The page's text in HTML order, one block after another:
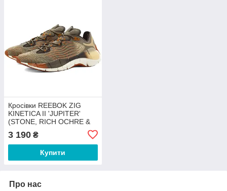
Кросівки REEBOK ZIG
KINETICA II 'JUPITER'
(STONE, RICH OCHRE &
CHALK) (GY5282) розмір
40.5 Unisex (Made in
Vietnam)
3 190 ₴
Купити
Про нас